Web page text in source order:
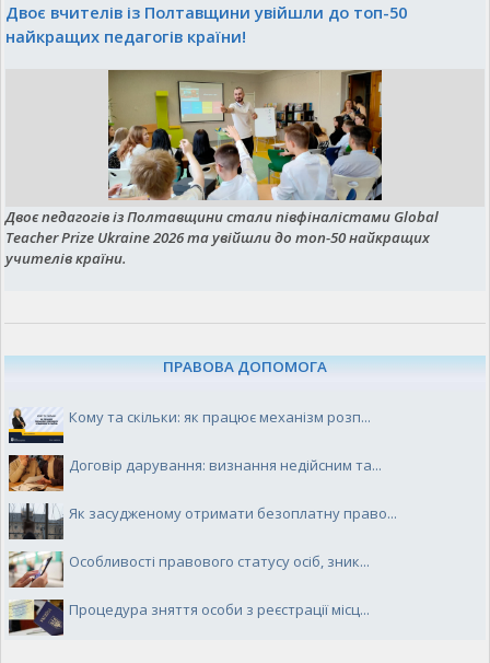
Двоє вчителів із Полтавщини увійшли до топ-50
найкращих педагогів країни!
Двоє педагогів із Полтавщини стали півфіналістами Global
Teacher Prize Ukraine 2026 та увійшли до топ-50 найкращих
учителів країни.
ПРАВОВА ДОПОМОГА
Кому та скільки: як працює механізм розп...
Договір дарування: визнання недійсним та...
Як засудженому отримати безоплатну право...
Особливості правового статусу осіб, зник...
Процедура зняття особи з реєстрації місц...